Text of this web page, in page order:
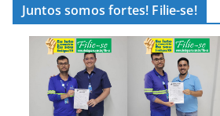
Juntos somos fortes! Filie-se!